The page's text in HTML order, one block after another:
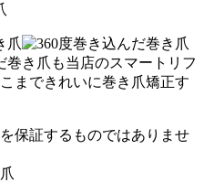
巻き爪も当店のスマートリフ
まできれいに巻き爪矯正す
保証するものではありませ